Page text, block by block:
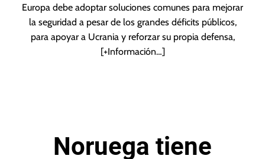
Europa debe adoptar soluciones comunes para mejorar
la seguridad a pesar de los grandes déficits públicos,
para apoyar a Ucrania y reforzar su propia defensa,
[+Información…]
Noruega tiene